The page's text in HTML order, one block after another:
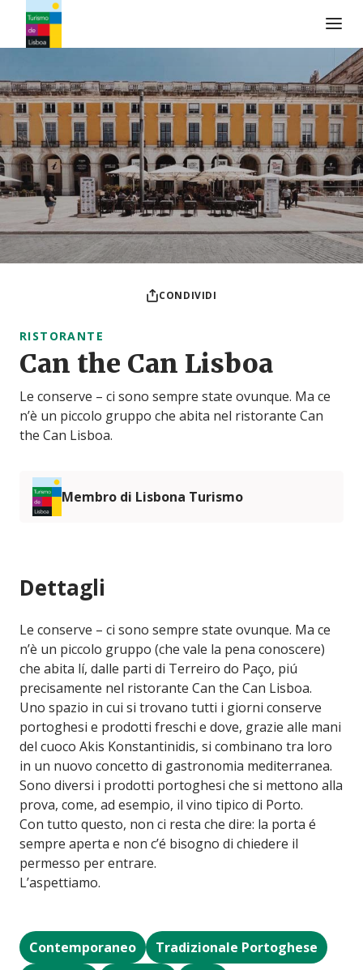
CONDIVIDI
RISTORANTE
Can the Can Lisboa
Le conserve – ci sono sempre state ovunque. Ma ce
n’è un piccolo gruppo che abita nel ristorante Can
the Can Lisboa.
Membro di Lisbona Turismo
Dettagli
Le conserve – ci sono sempre state ovunque. Ma ce
n’è un piccolo gruppo (che vale la pena conoscere)
che abita lí, dalle parti di Terreiro do Paço, piú
precisamente nel ristorante Can the Can Lisboa.
Uno spazio in cui si trovano tutti i giorni conserve
portoghesi e prodotti freschi e dove, grazie alle mani
del cuoco Akis Konstantinidis, si combinano tra loro
in un nuovo concetto di gastronomia mediterranea.
Sono diversi i prodotti portoghesi che si mettono alla
prova, come, ad esempio, il vino tipico di Porto.
Con tutto questo, non ci resta che dire: la porta é
sempre aperta e non c’é bisogno di chiedere il
permesso per entrare.
L’aspettiamo.
Contemporaneo
Tradizionale Portoghese